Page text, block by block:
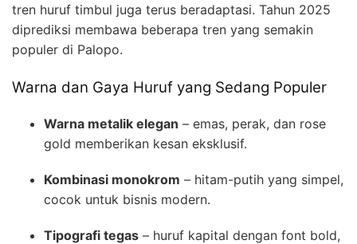
tren huruf timbul juga terus beradaptasi. Tahun 2025
diprediksi membawa beberapa tren yang semakin
populer di Palopo.
Warna dan Gaya Huruf yang Sedang Populer
Warna metalik elegan – emas, perak, dan rose
gold memberikan kesan eksklusif.
Kombinasi monokrom – hitam-putih yang simpel,
cocok untuk bisnis modern.
Tipografi tegas – huruf kapital dengan font bold,